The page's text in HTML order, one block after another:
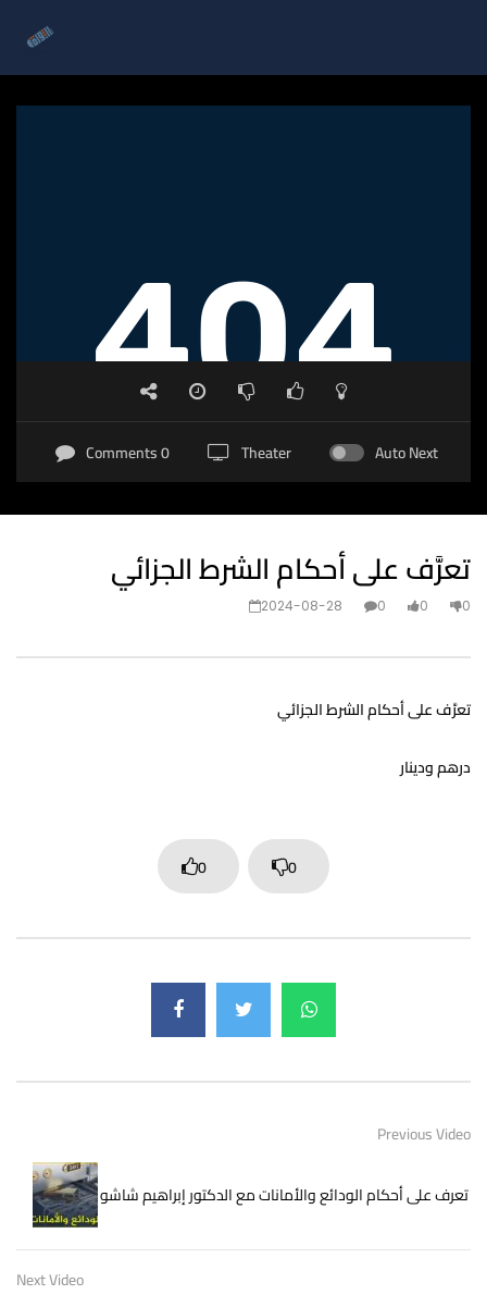
Auto Next
Theater
0 Comments
تعرَّف على أحكام الشرط الجزائي
2024-08-28 0 0 0
تعرَّف على أحكام الشرط الجزائي
درهم ودينار
0 0
Previous Video
تعرف على أحكام الودائع والأمانات مع الدكتور إبراهيم شاشو
Next Video